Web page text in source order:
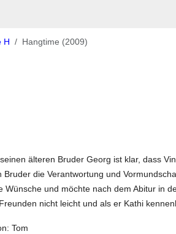
H Hangtime (2009)
älteren Bruder Georg ist klar, dass
die Verantwortung und
Wünsche und möchte nach dem Abitur in
nicht leicht und als er Kathi
Tom